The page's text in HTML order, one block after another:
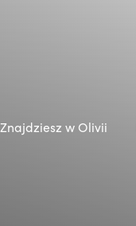
Znajdziesz w Olivii